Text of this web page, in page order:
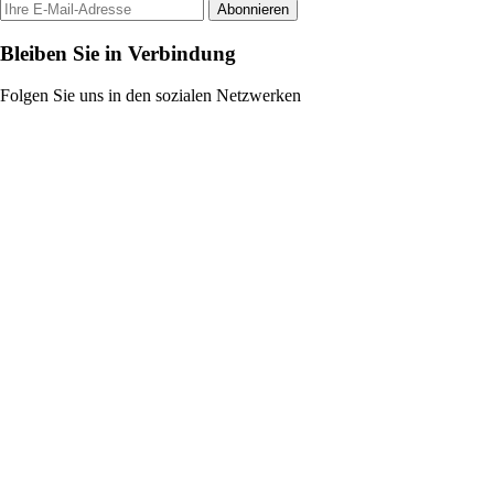
Abonnieren
Bleiben Sie in Verbindung
Folgen Sie uns in den sozialen Netzwerken